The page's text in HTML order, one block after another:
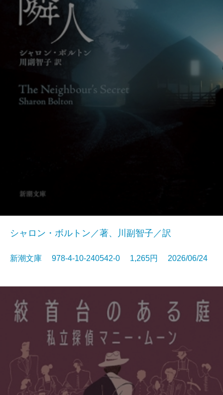
シャロン・ボルトン／著、川副智子／訳
新潮文庫 978-4-10-240542-0 1,265円 2026/06/24